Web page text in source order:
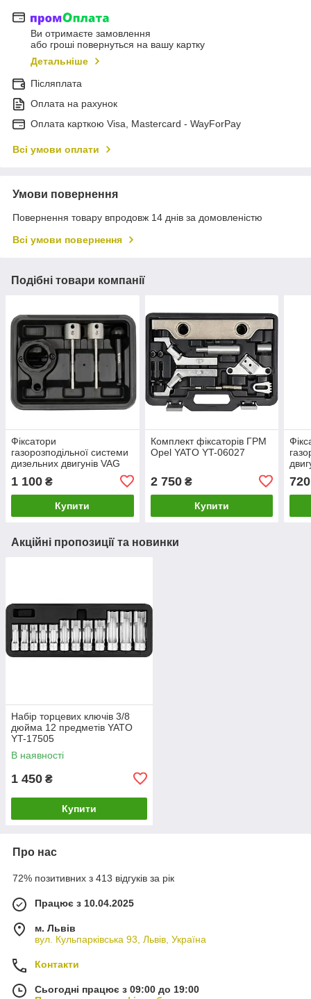
Ви отримаєте замовлення
або гроші повернуться на вашу картку
Детальніше
Післяплата
Оплата на рахунок
Оплата карткою Visa, Mastercard - WayForPay
Всі умови оплати
Умови повернення
Повернення товару впродовж 14 днів за домовленістю
Всі умови повернення
Подібні товари компанії
Фіксатори
газорозподільної системи
дизельних двигунів VAG
1 100 ₴
Купити
Комплект фіксаторів ГРМ
Opel YATO YT-06027
2 750₴
Купити
YT-
720
Акційні пропозиції та новинки
Набір торцевих ключів 3/8
дюйма 12 предметів YATO
YT-17505
В наявності
1 450 ₴
Купити
Про нас
72% позитивних з 413 відгуків за рік
Працює з 10.04.2025
м. Львів
вул. Кульпарківська 93, Львів, Україна
Контакти
Сьогодні працює з 09:00 до 19:00